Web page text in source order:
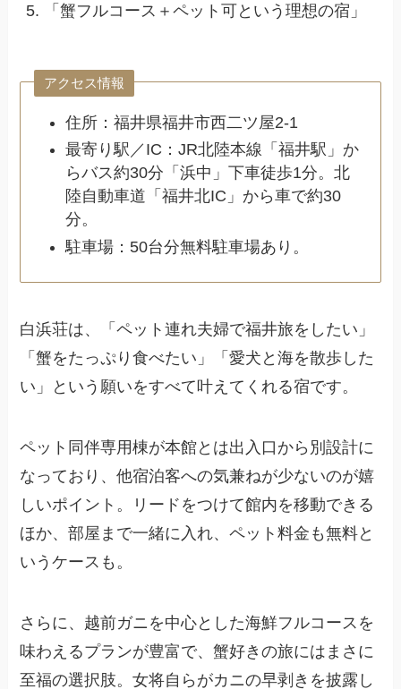
「蟹フルコース＋ペット可という理想の宿」
アクセス情報
住所：福井県福井市西二ツ屋2‑1
最寄り駅／IC：JR北陸本線「福井駅」か
らバス約30分「浜中」下車徒歩1分。北
陸自動車道「福井北IC」から車で約30
分。
駐車場：50台分無料駐車場あり。
白浜荘は、「ペット連れ夫婦で福井旅をしたい」
「蟹をたっぷり食べたい」「愛犬と海を散歩した
い」という願いをすべて叶えてくれる宿です。
ペット同伴専用棟が本館とは出入口から別設計に
なっており、他宿泊客への気兼ねが少ないのが嬉
しいポイント。リードをつけて館内を移動できる
ほか、部屋まで一緒に入れ、ペット料金も無料と
いうケースも。
さらに、越前ガニを中心とした海鮮フルコースを
味わえるプランが豊富で、蟹好きの旅にはまさに
至福の選択肢。女将自らがカニの早剥きを披露し